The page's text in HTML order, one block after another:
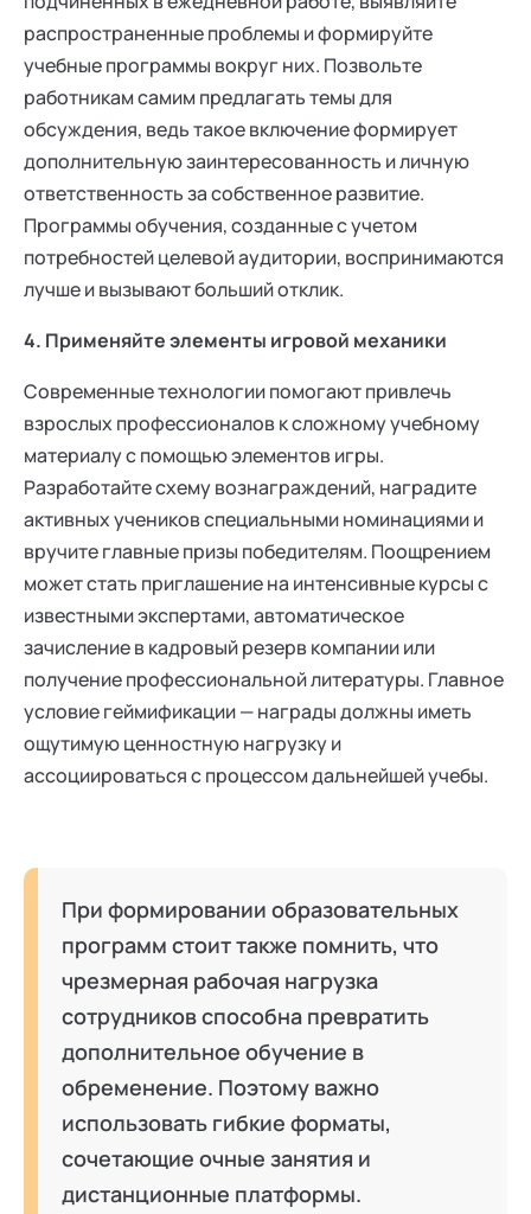
распространенные проблемы и формируйте
учебные программы вокруг них. Позвольте
работникам самим предлагать темы для
обсуждения, ведь такое включение формирует
дополнительную заинтересованность и личную
ответственность за собственное развитие.
Программы обучения, созданные с учетом
потребностей целевой аудитории, воспринимаются
лучше и вызывают больший отклик.
4. Применяйте элементы игровой механики
Современные технологии помогают привлечь
взрослых профессионалов к сложному учебному
материалу с помощью элементов игры.
Разработайте схему вознаграждений, наградите
активных учеников специальными номинациями и
вручите главные призы победителям. Поощрением
может стать приглашение на интенсивные курсы с
известными экспертами, автоматическое
зачисление в кадровый резерв компании или
получение профессиональной литературы. Главное
условие геймификации — награды должны иметь
ощутимую ценностную нагрузку и
ассоциироваться с процессом дальнейшей учебы.
При формировании образовательных
программ стоит также помнить, что
чрезмерная рабочая нагрузка
сотрудников способна превратить
дополнительное обучение в
обременение. Поэтому важно
использовать гибкие форматы,
сочетающие очные занятия и
дистанционные платформы.